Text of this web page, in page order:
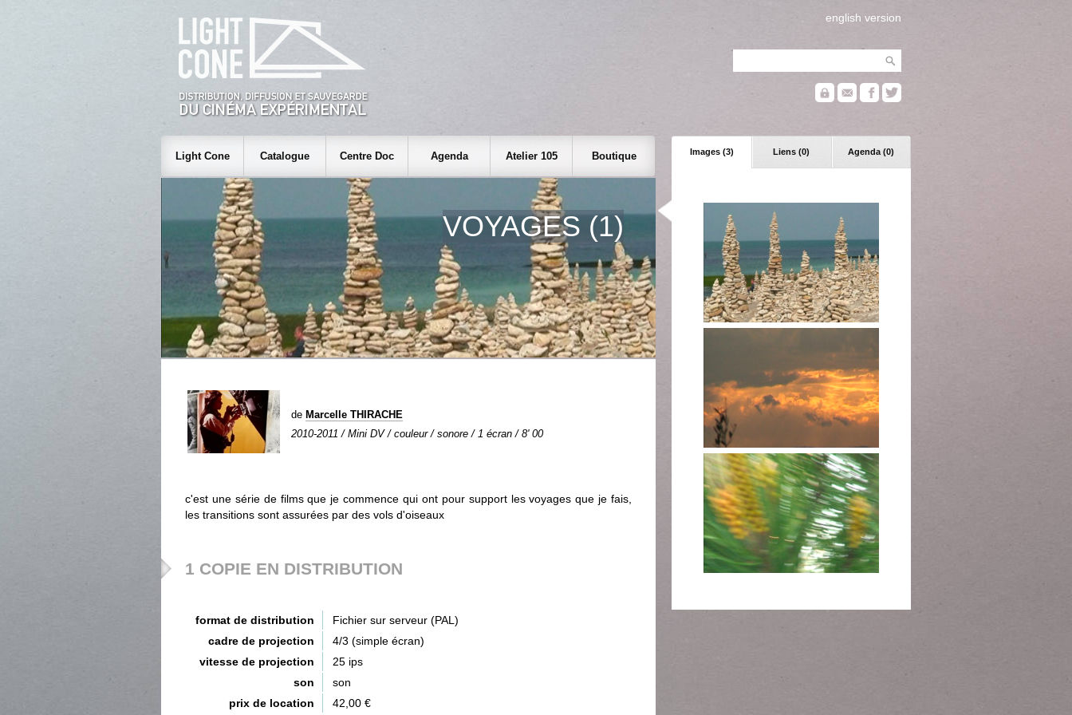
english version
Images (3) Liens (0) Agenda (0)
Light Cone Catalogue Centre Doc Agenda Atelier 105 Boutique
VOYAGES (1)
de Marcelle THIRACHE
2010-2011 / Mini DV / couleur / sonore / 1 écran / 8' 00
c'est une série de films que je commence qui ont pour support les voyages que je fais,
les transitions sont assurées par des vols d'oiseaux
1 COPIE EN DISTRIBUTION
format de distribution
Fichier sur serveur (PAL)
cadre de projection
4/3 (simple écran)
vitesse de projection
25 ips
son
son
prix de location
42,00 €